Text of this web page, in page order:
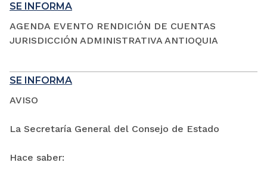
SE INFORMA
AGENDA EVENTO RENDICIÓN DE CUENTAS
JURISDICCIÓN ADMINISTRATIVA ANTIOQUIA
SE INFORMA
AVISO
La Secretaría General del Consejo de Estado
Hace saber: